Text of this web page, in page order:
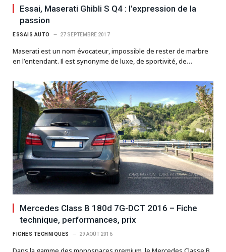
Essai, Maserati Ghibli S Q4 : l’expression de la
passion
ESSAIS AUTO 27 SEPTEMBRE 2017
Maserati est un nom évocateur, impossible de rester de marbre
en l’entendant. Il est synonyme de luxe, de sportivité, de…
Mercedes Class B 180d 7G-DCT 2016 – Fiche
technique, performances, prix
FICHES TECHNIQUES 29 AOÛT 2016